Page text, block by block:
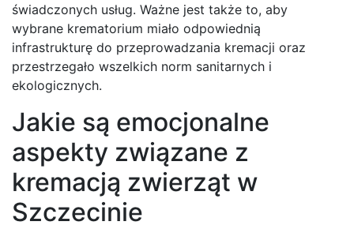
świadczonych usług. Ważne jest także to, aby
wybrane krematorium miało odpowiednią
infrastrukturę do przeprowadzania kremacji oraz
przestrzegało wszelkich norm sanitarnych i
ekologicznych.
Jakie są emocjonalne
aspekty związane z
kremacją zwierząt w
Szczecinie